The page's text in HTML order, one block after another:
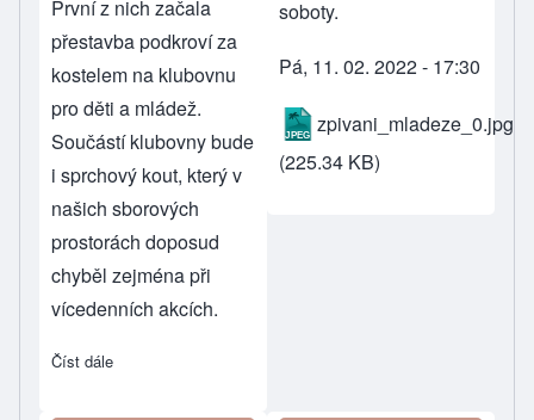
První z nich začala
přestavba podkroví za
kostelem na klubovnu
pro děti a mládež.
Součástí klubovny bude
i sprchový kout, který v
našich sborových
prostorách doposud
chyběl zejména při
vícedenních akcích.
Číst dále
soboty.
Pá, 11. 02. 2022 - 17:30
zpivani_mladeze_0.jpg
(225.34 KB)